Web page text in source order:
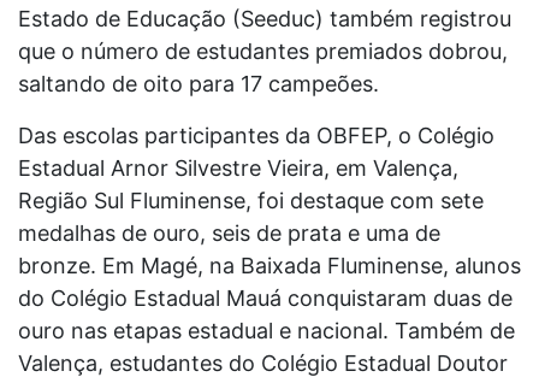
Estado de Educação (Seeduc) também registrou
que o número de estudantes premiados dobrou,
saltando de oito para 17 campeões.
Das escolas participantes da OBFEP, o Colégio
Estadual Arnor Silvestre Vieira, em Valença,
Região Sul Fluminense, foi destaque com sete
medalhas de ouro, seis de prata e uma de
bronze. Em Magé, na Baixada Fluminense, alunos
do Colégio Estadual Mauá conquistaram duas de
ouro nas etapas estadual e nacional. Também de
Valença, estudantes do Colégio Estadual Doutor